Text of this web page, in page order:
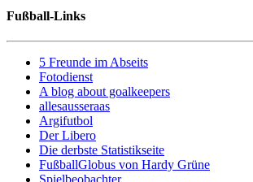
Fußball-Links
5 Freunde im Abseits
Fotodienst
A blog about goalkeepers
allesausseraas
Argifutbol
Der Libero
Die derbste Statistikseite
FußballGlobus von Hardy Grüne